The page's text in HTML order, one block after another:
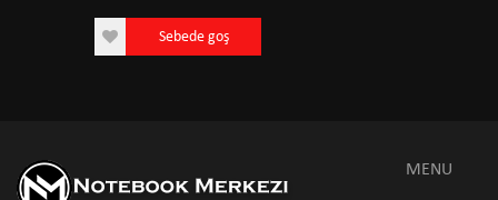
Sebede goş
MENU